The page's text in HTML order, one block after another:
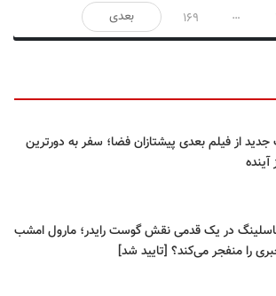
…
169 بعدی
جدید از فیلم بعدی پیشتازان فضا؛ سفر به دورترین
آینده
در یک قدمی نقش گوست رایدر؛ مارول امشب
را منفجر می‌کند؟ [تایید شد]